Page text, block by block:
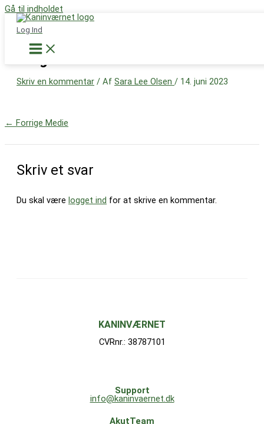
Gå til indholdet
Log Ind
Støt nu
image1
Skriv en kommentar / Af Sara Lee Olsen / 14. juni 2023
← Forrige Medie
Skriv et svar
Du skal være logget ind for at skrive en kommentar.
KANINVÆRNET
CVRnr.: 38787101
Support
info@kaninvaernet.dk
AkutTeam